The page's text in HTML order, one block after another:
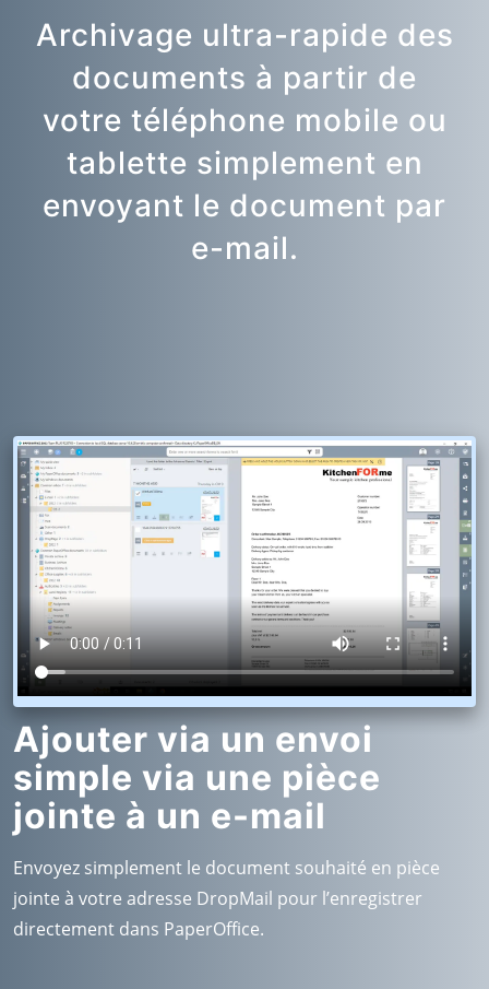
Archivage ultra-rapide des
documents à partir de
votre téléphone mobile ou
tablette simplement en
envoyant le document par
e-mail.
Ajouter via un envoi
simple via une pièce
jointe à un e-mail
Envoyez simplement le document souhaité en pièce
jointe à votre adresse DropMail pour l’enregistrer
directement dans PaperOffice.